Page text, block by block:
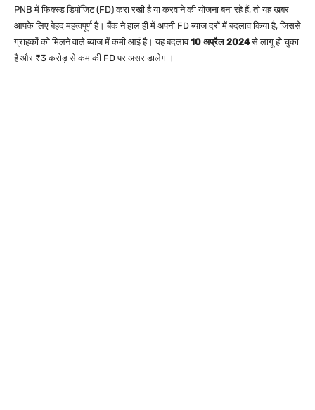
PNB में फिक्स्ड डिपॉजिट (FD) करा रखी है या करवाने की योजना बना रहे हैं, तो यह खबर
आपके लिए बेहद महत्वपूर्ण है। बैंक ने हाल ही में अपनी FD ब्याज दरों में बदलाव किया है, जिससे
ग्राहकों को मिलने वाले ब्याज में कमी आई है। यह बदलाव10 अप्रैल 2024से लागू हो चुका
है और ₹3 करोड़ से कम की FD पर असर डालेगा।